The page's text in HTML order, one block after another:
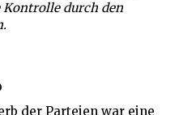
Kontrolle durch den
der Parteien war eine